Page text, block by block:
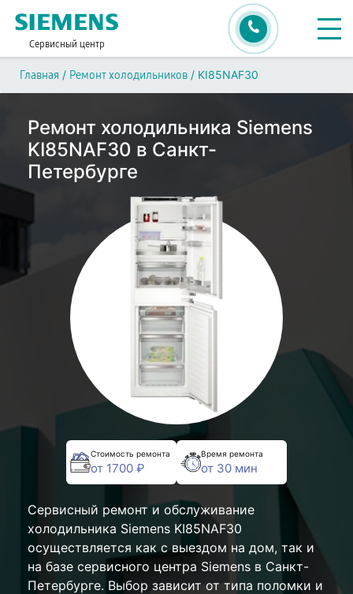
Сервисный центр
Главная / Ремонт холодильников / KI85NAF30
Ремонт холодильника Siemens
KI85NAF30 в Санкт-
Петербурге
Стоимость ремонта
от 1700 ₽
Время ремонта
от 30 мин
Сервисный ремонт и обслуживание
холодильника Siemens KI85NAF30
осуществляется как с выездом на дом, так и
на базе сервисного центра Siemens в Санкт-
Петербурге. Выбор зависит от типа поломки и